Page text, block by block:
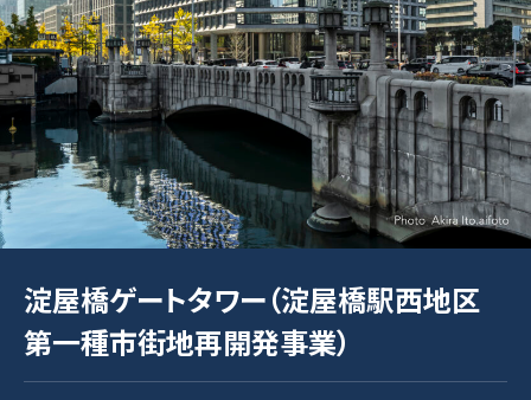
淀屋橋ゲートタワー（淀屋橋駅西地区
第一種市街地再開発事業）